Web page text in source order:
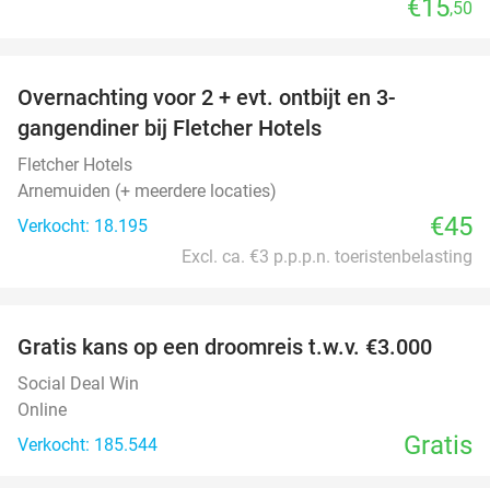
€15,50
Overnachting voor 2 + evt. ontbijt en 3-
gangendiner bij Fletcher Hotels
Fletcher Hotels
Arnemuiden (+ meerdere locaties)
Verkocht: 18.195
€45
Excl. ca. €3 p.p.p.n. toeristenbelasting
Gratis kans op een droomreis t.w.v. €3.000
Social Deal Win
Online
Verkocht: 185.544
Gratis